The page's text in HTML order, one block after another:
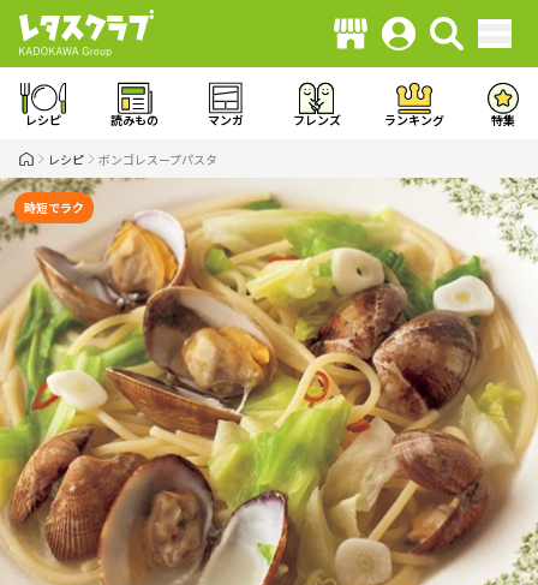
レシピ 読みもの マンガ フレンズ ランキング 特集
レシピ ボンゴレスープパスタ
時短でラク